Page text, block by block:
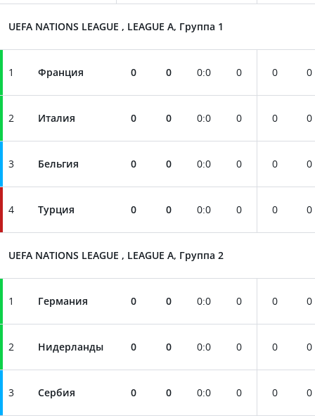
UEFA NATIONS LEAGUE , LEAGUE A, Группа 1
1 Франция 0 0 0:0 0 0 0
2 Италия 0 0 0:0 0 0 0
3 Бельгия 0 0 0:0 0 0 0
4 Турция 0 0 0:0 0 0 0
UEFA NATIONS LEAGUE , LEAGUE A, Группа 2
1 Германия 0 0 0:0 0 0 0
2 Нидерланды 0 0 0:0 0 0 0
3 Сербия 0 0 0:0 0 0 0